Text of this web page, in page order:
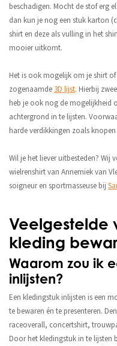
beschadigen. Mocht de stof erg
dan kun je nog een stuk karton
shirt en deze als vulling in het
mooier uitkomt.
Het is ook mogelijk om je shirt
zogenaamde 3D lijst. Hierbij
heb je ook nog de mogelijkheid
achtergrond in te lijsten.
harde verdikkingen zoals
Wil je het liever uitbesteden? Wij
wielrenshirt van Annemiek van
soigneur en sportmasseuse bij
Veelgestelde
kleding
Waarom zou ik
inlijsten?
Een kledingstuk inlijsten is een
te bewaren én te presenteren.
raceoverall, concertshirt,
Door het kledingstuk in te lijsten